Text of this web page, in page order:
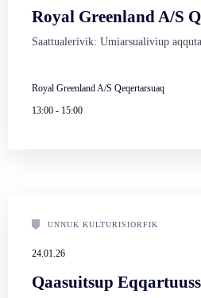
Royal Greenland A/S
Saattualerivik: Umiarsualiviup
Royal Greenland A/S Qeqertarsuaq
13:00 - 15:00
UNNUK KULTURISIORFIK
24.01.26
Qaasuitsup